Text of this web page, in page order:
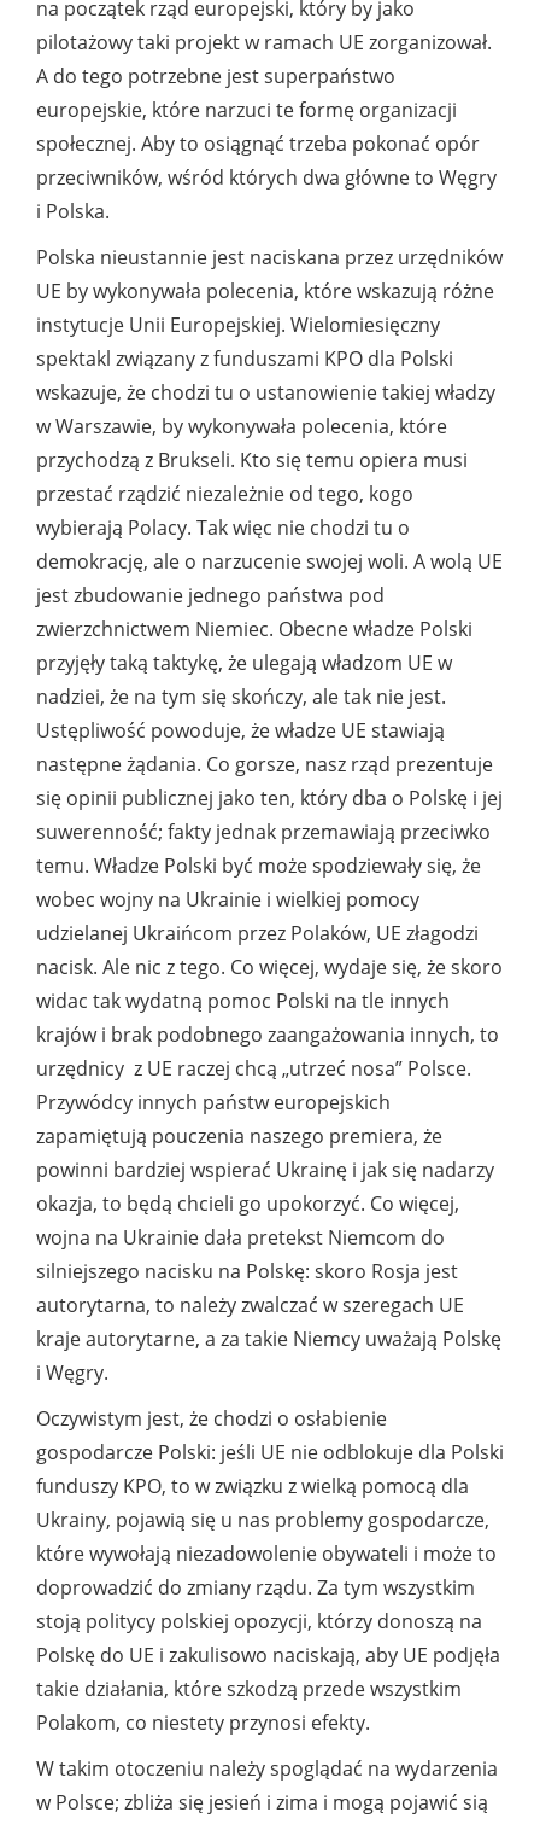
na początek rząd europejski, który by jako
pilotażowy taki projekt w ramach UE zorganizował.
A do tego potrzebne jest superpaństwo
europejskie, które narzuci te formę organizacji
społecznej. Aby to osiągnąć trzeba pokonać opór
przeciwników, wśród których dwa główne to Węgry
i Polska.
Polska nieustannie jest naciskana przez urzędników
UE by wykonywała polecenia, które wskazują różne
instytucje Unii Europejskiej. Wielomiesięczny
spektakl związany z funduszami KPO dla Polski
wskazuje, że chodzi tu o ustanowienie takiej władzy
w Warszawie, by wykonywała polecenia, które
przychodzą z Brukseli. Kto się temu opiera musi
przestać rządzić niezależnie od tego, kogo
wybierają Polacy. Tak więc nie chodzi tu o
demokrację, ale o narzucenie swojej woli. A wolą UE
jest zbudowanie jednego państwa pod
zwierzchnictwem Niemiec. Obecne władze Polski
przyjęły taką taktykę, że ulegają władzom UE w
nadziei, że na tym się skończy, ale tak nie jest.
Ustępliwość powoduje, że władze UE stawiają
następne żądania. Co gorsze, nasz rząd prezentuje
się opinii publicznej jako ten, który dba o Polskę i jej
suwerenność; fakty jednak przemawiają przeciwko
temu. Władze Polski być może spodziewały się, że
wobec wojny na Ukrainie i wielkiej pomocy
udzielanej Ukraińcom przez Polaków, UE złagodzi
nacisk. Ale nic z tego. Co więcej, wydaje się, że skoro
widac tak wydatną pomoc Polski na tle innych
krajów i brak podobnego zaangażowania innych, to
urzędnicy z UE raczej chcą „utrzeć nosa” Polsce.
Przywódcy innych państw europejskich
zapamiętują pouczenia naszego premiera, że
powinni bardziej wspierać Ukrainę i jak się nadarzy
okazja, to będą chcieli go upokorzyć. Co więcej,
wojna na Ukrainie dała pretekst Niemcom do
silniejszego nacisku na Polskę: skoro Rosja jest
autorytarna, to należy zwalczać w szeregach UE
kraje autorytarne, a za takie Niemcy uważają Polskę
i Węgry.
Oczywistym jest, że chodzi o osłabienie
gospodarcze Polski: jeśli UE nie odblokuje dla Polski
funduszy KPO, to w związku z wielką pomocą dla
Ukrainy, pojawią się u nas problemy gospodarcze,
które wywołają niezadowolenie obywateli i może to
doprowadzić do zmiany rządu. Za tym wszystkim
stoją politycy polskiej opozycji, którzy donoszą na
Polskę do UE i zakulisowo naciskają, aby UE podjęła
takie działania, które szkodzą przede wszystkim
Polakom, co niestety przynosi efekty.
W takim otoczeniu należy spoglądać na wydarzenia
w Polsce; zbliża się jesień i zima i mogą pojawić sią